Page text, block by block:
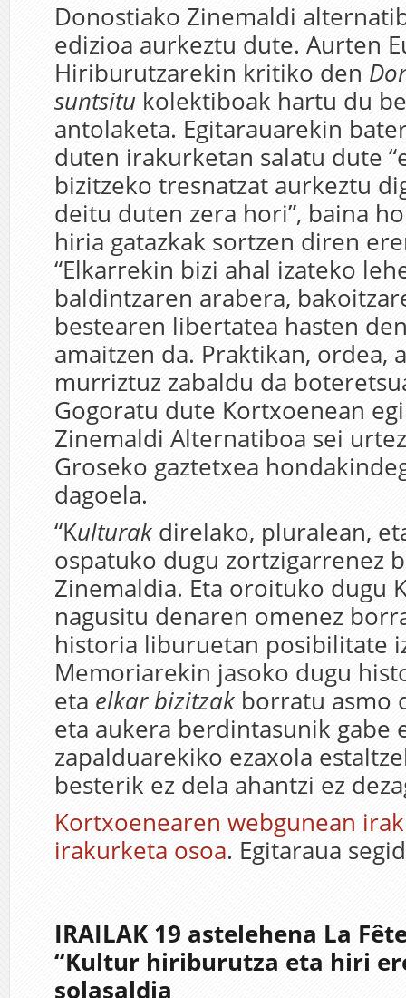
Donostiako Zinemaldi
edizioa aurkeztu dute. Aurten
Hiriburutzarekin kritiko den
suntsitu kolektiboak hartu du
antolaketa. Egitarauarekin
duten irakurketan salatu dute
bizitzeko tresnatzat aurkeztu
deitu duten zera hori”, baina
hiria gatazkak sortzen diren
“Elkarrekin bizi ahal izateko
baldintzaren arabera,
bestearen libertatea hasten
amaitzen da. Praktikan, ordea,
murriztuz zabaldu da
Gogoratu dute Kortxoenean
Zinemaldi Alternatiboa sei
Groseko gaztetxea
dagoela.
“Kulturak direlako, pluralean,
ospatuko dugu zortzigarrenez
Zinemaldia. Eta oroituko dugu
nagusitu denaren omenez
historia liburuetan posibilitate
Memoriarekin jasoko dugu
eta elkar bizitzak borratu asmo
eta aukera berdintasunik gabe
zapalduarekiko ezaxola
besterik ez dela ahantzi ez
Kortxoenearen webgunean
irakurketa osoa. Egitaraua
IRAILAK 19 astelehena La
“Kultur hiriburutza eta hiri
solasaldia